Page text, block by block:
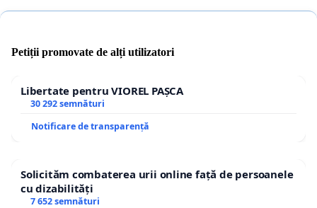
Petiții promovate de alți utilizatori
Libertate pentru VIOREL PAȘCA
30 292 semnături
Notificare de transparență
Solicităm combaterea urii online față de persoanele
cu dizabilități
7 652 semnături